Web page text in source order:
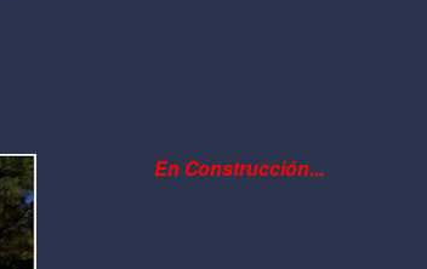
En Construcción...